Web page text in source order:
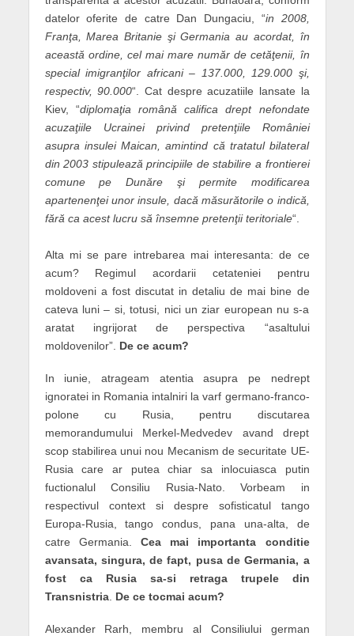
datelor oferite de catre Dan Dungaciu, “in 2008,
Franţa, Marea Britanie şi Germania au acordat, în
această ordine, cel mai mare număr de cetăţenii, în
special imigranţilor africani – 137.000, 129.000 şi,
respectiv, 90.000“. Cat despre acuzatiile lansate la
Kiev, “diplomaţia română califica drept nefondate
acuzaţiile Ucrainei privind pretenţiile României
asupra insulei Maican, amintind că tratatul bilateral
din 2003 stipulează principiile de stabilire a frontierei
comune pe Dunăre şi permite modificarea
apartenenţei unor insule, dacă măsurătorile o indică,
fără ca acest lucru să însemne pretenţii teritoriale“.
Alta mi se pare intrebarea mai interesanta: de ce
acum? Regimul acordarii cetateniei pentru
moldoveni a fost discutat in detaliu de mai bine de
cateva luni – si, totusi, nici un ziar european nu s-a
aratat ingrijorat de perspectiva “asaltului
moldovenilor”. De ce acum?
In iunie, atrageam atentia asupra pe nedrept
ignoratei in Romania intalniri la varf germano-franco-
polone cu Rusia, pentru discutarea
memorandumului Merkel-Medvedev avand drept
scop stabilirea unui nou Mecanism de securitate UE-
Rusia care ar putea chiar sa inlocuiasca putin
fuctionalul Consiliu Rusia-Nato. Vorbeam in
respectivul context si despre sofisticatul tango
Europa-Rusia, tango condus, pana una-alta, de
catre Germania. Cea mai importanta conditie
avansata, singura, de fapt, pusa de Germania, a
fost ca Rusia sa-si retraga trupele din
Transnistria. De ce tocmai acum?
Alexander Rarh, membru al Consiliului german